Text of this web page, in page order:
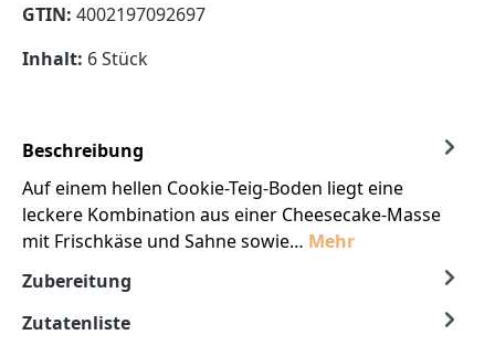
GTIN: 4002197092697
Inhalt: 6 Stück
Beschreibung
Auf einem hellen Cookie-Teig-Boden liegt eine
leckere Kombination aus einer Cheesecake-Masse
mit Frischkäse und Sahne sowie… Mehr
Zubereitung
Zutatenliste